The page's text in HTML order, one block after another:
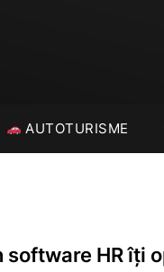
AUTOTURISME
software HR îți